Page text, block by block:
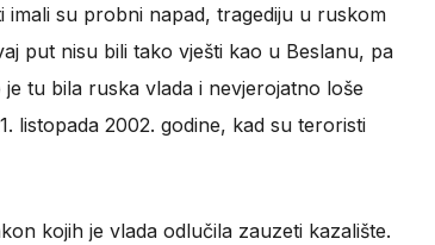
imali su probni napad, tragediju u ruskom
put nisu bili tako vješti kao u Beslanu, pa
tu bila ruska vlada i nevjerojatno loše
listopada 2002. godine, kad su teroristi
kojih je vlada odlučila zauzeti kazalište.